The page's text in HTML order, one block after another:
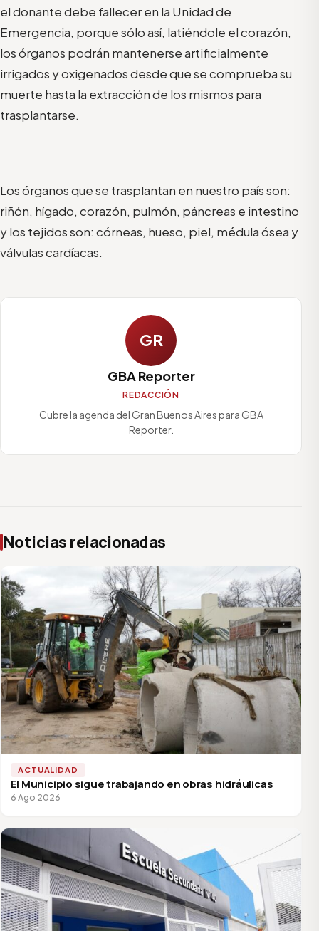
el donante debe fallecer en la Unidad de
Emergencia, porque sólo así, latiéndole el corazón,
los órganos podrán mantenerse artificialmente
irrigados y oxigenados desde que se comprueba su
muerte hasta la extracción de los mismos para
trasplantarse.
Los órganos que se trasplantan en nuestro país son:
riñón, hígado, corazón, pulmón, páncreas e intestino
y los tejidos son: córneas, hueso, piel, médula ósea y
válvulas cardíacas.
GR
GBA Reporter
REDACCIÓN
Cubre la agenda del Gran Buenos Aires para GBA
Reporter.
Noticias relacionadas
ACTUALIDAD
El Municipio sigue trabajando en obras hidráulicas
6 Ago 2026